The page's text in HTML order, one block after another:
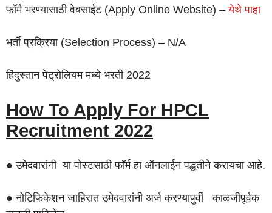
फॉर्म भरण्यासाठी वेबसाईट (Apply Online Website) –येथे पाहा
भर्ती प्रक्रिया (Selection Process) – N/A
हिंदुस्तान पेट्रोलियम मध्ये भरती 2022
How To Apply For HPCL
Recruitment 2022
● उमेदवारांनी या पोस्टसाठी फॉर्म हा ऑनलाईन पद्धतीने करायचा आहे.
● नोटिफिकेशन जाहिरात उमेदवारांनी अर्ज करण्यापुर्वी काळजीपूर्वक